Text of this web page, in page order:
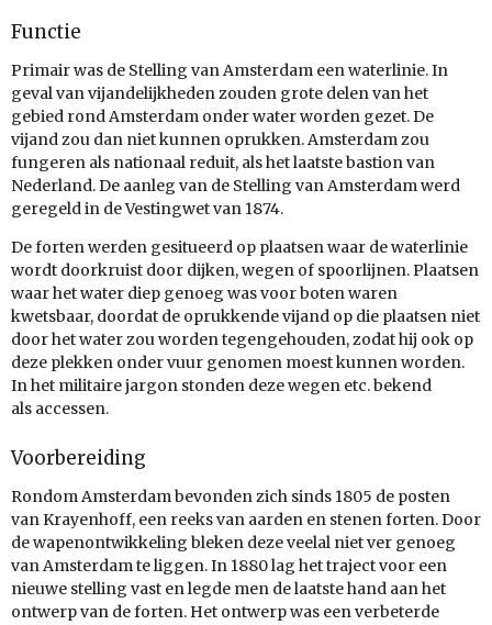
Functie
Primair was de Stelling van Amsterdam een waterlinie. In
geval van vijandelijkheden zouden grote delen van het
gebied rond Amsterdam onder water worden gezet. De
vijand zou dan niet kunnen oprukken. Amsterdam zou
fungeren als nationaal reduit, als het laatste bastion van
Nederland. De aanleg van de Stelling van Amsterdam werd
geregeld in de Vestingwet van 1874.
De forten werden gesitueerd op plaatsen waar de waterlinie
wordt doorkruist door dijken, wegen of spoorlijnen. Plaatsen
waar het water diep genoeg was voor boten waren
kwetsbaar, doordat de oprukkende vijand op die plaatsen niet
door het water zou worden tegengehouden, zodat hij ook op
deze plekken onder vuur genomen moest kunnen worden.
In het militaire jargon stonden deze wegen etc. bekend
als accessen.
Voorbereiding
Rondom Amsterdam bevonden zich sinds 1805 de posten
van Krayenhoff, een reeks van aarden en stenen forten. Door
de wapenontwikkeling bleken deze veelal niet ver genoeg
van Amsterdam te liggen. In 1880 lag het traject voor een
nieuwe stelling vast en legde men de laatste hand aan het
ontwerp van de forten. Het ontwerp was een verbeterde